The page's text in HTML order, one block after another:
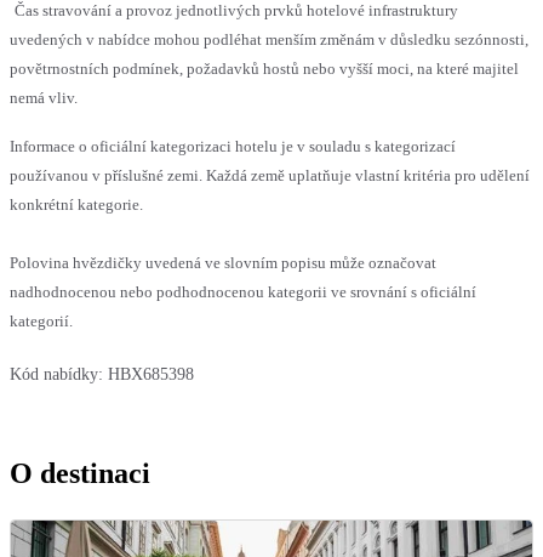
Čas stravování a provoz jednotlivých prvků hotelové infrastruktury
uvedených v nabídce mohou podléhat menším změnám v důsledku sezónnosti,
povětrnostních podmínek, požadavků hostů nebo vyšší moci, na které majitel
nemá vliv.
Informace o oficiální kategorizaci hotelu je v souladu s kategorizací
používanou v příslušné zemi. Každá země uplatňuje vlastní kritéria pro udělení
konkrétní kategorie.
Polovina hvězdičky uvedená ve slovním popisu může označovat
nadhodnocenou nebo podhodnocenou kategorii ve srovnání s oficiální
kategorií.
Kód nabídky: HBX685398
O destinaci